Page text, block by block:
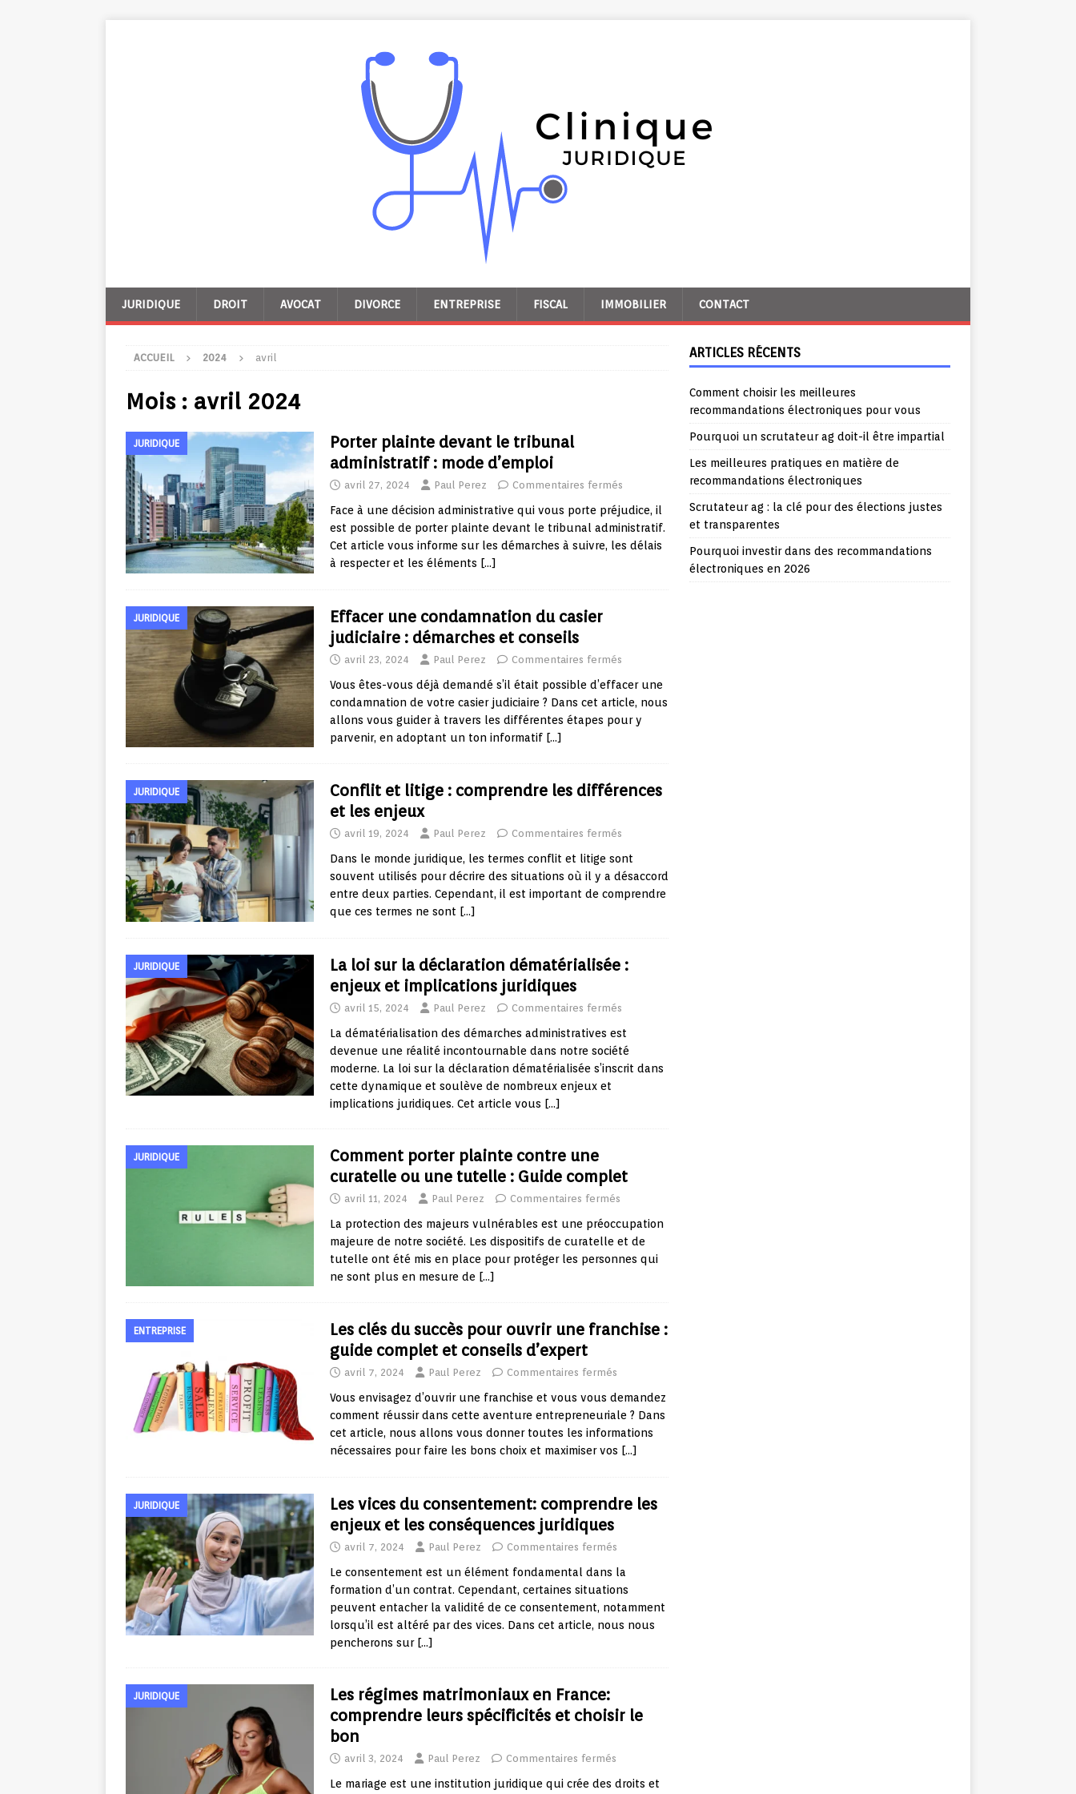
JURIDIQUE DROIT AVOCAT DIVORCE ENTREPRISE FISCAL IMMOBILIER CONTACT
ACCUEIL 2024 avril
Mois : avril 2024
JURIDIQUE
Porter plainte devant le tribunal
administratif : mode d’emploi
avril 27, 2024 Paul Perez Commentaires fermés
Face à une décision administrative qui vous porte préjudice, il
est possible de porter plainte devant le tribunal administratif.
Cet article vous informe sur les démarches à suivre, les délais
à respecter et les éléments […]
JURIDIQUE
Effacer une condamnation du casier
judiciaire : démarches et conseils
avril 23, 2024 Paul Perez Commentaires fermés
Vous êtes-vous déjà demandé s’il était possible d’effacer une
condamnation de votre casier judiciaire ? Dans cet article, nous
allons vous guider à travers les différentes étapes pour y
parvenir, en adoptant un ton informatif […]
JURIDIQUE
Conflit et litige : comprendre les différences
et les enjeux
avril 19, 2024 Paul Perez Commentaires fermés
Dans le monde juridique, les termes conflit et litige sont
souvent utilisés pour décrire des situations où il y a désaccord
entre deux parties. Cependant, il est important de comprendre
que ces termes ne sont […]
JURIDIQUE
La loi sur la déclaration dématérialisée :
enjeux et implications juridiques
avril 15, 2024 Paul Perez Commentaires fermés
La dématérialisation des démarches administratives est
devenue une réalité incontournable dans notre société
moderne. La loi sur la déclaration dématérialisée s’inscrit dans
cette dynamique et soulève de nombreux enjeux et
implications juridiques. Cet article vous […]
JURIDIQUE
Comment porter plainte contre une
curatelle ou une tutelle : Guide complet
avril 11, 2024 Paul Perez Commentaires fermés
La protection des majeurs vulnérables est une préoccupation
majeure de notre société. Les dispositifs de curatelle et de
tutelle ont été mis en place pour protéger les personnes qui
ne sont plus en mesure de […]
ENTREPRISE
Les clés du succès pour ouvrir une franchise :
guide complet et conseils d’expert
avril 7, 2024 Paul Perez Commentaires fermés
Vous envisagez d’ouvrir une franchise et vous vous demandez
comment réussir dans cette aventure entrepreneuriale ? Dans
cet article, nous allons vous donner toutes les informations
nécessaires pour faire les bons choix et maximiser vos […]
JURIDIQUE
Les vices du consentement: comprendre les
enjeux et les conséquences juridiques
avril 7, 2024 Paul Perez Commentaires fermés
Le consentement est un élément fondamental dans la
formation d’un contrat. Cependant, certaines situations
peuvent entacher la validité de ce consentement, notamment
lorsqu’il est altéré par des vices. Dans cet article, nous nous
pencherons sur […]
JURIDIQUE
Les régimes matrimoniaux en France:
comprendre leurs spécificités et choisir le
bon
avril 3, 2024 Paul Perez Commentaires fermés
Le mariage est une institution juridique qui crée des droits et
ARTICLES RÉCENTS
Comment choisir les meilleures
recommandations électroniques pour vous
Pourquoi un scrutateur ag doit-il être impartial
Les meilleures pratiques en matière de
recommandations électroniques
Scrutateur ag : la clé pour des élections justes
et transparentes
Pourquoi investir dans des recommandations
électroniques en 2026